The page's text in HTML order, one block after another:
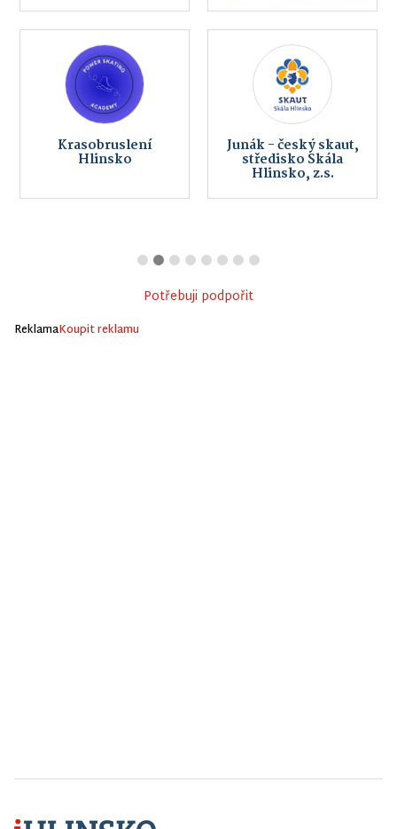
Krasobruslení
Hlinsko
Junák - český skaut,
středisko Skála
Hlinsko, z.s.
Potřebuji podpořit
ReklamaKoupit reklamu